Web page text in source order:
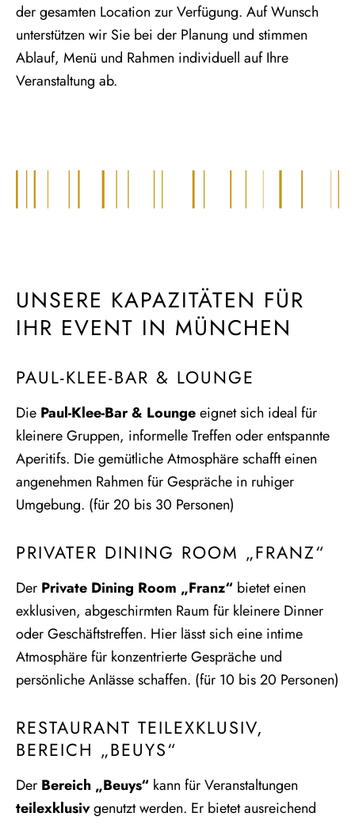
der gesamten Location zur Verfügung. Auf Wunsch
unterstützen wir Sie bei der Planung und stimmen
Ablauf, Menü und Rahmen individuell auf Ihre
Veranstaltung ab.
UNSERE KAPAZITÄTEN FÜR
IHR EVENT IN MÜNCHEN
PAUL-KLEE-BAR & LOUNGE
Die Paul-Klee-Bar & Loungeeignet sich ideal für
kleinere Gruppen, informelle Treffen oder entspannte
Aperitifs. Die gemütliche Atmosphäre schafft einen
angenehmen Rahmen für Gespräche in ruhiger
Umgebung. (für 20 bis 30 Personen)
PRIVATER DINING ROOM „FRANZ“
Der Private Dining Room „Franz“ bietet einen
exklusiven, abgeschirmten Raum für kleinere Dinner
oder Geschäftstreffen. Hier lässt sich eine intime
Atmosphäre für konzentrierte Gespräche und
persönliche Anlässe schaffen. (für 10 bis 20 Personen)
RESTAURANT TEILEXKLUSIV,
BEREICH „BEUYS“
Der Bereich „Beuys“ kann für Veranstaltungen
teilexklusivgenutzt werden. Er bietet ausreichend